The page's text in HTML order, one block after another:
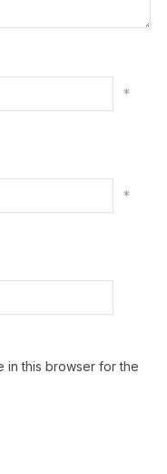
*
*
in this browser for the